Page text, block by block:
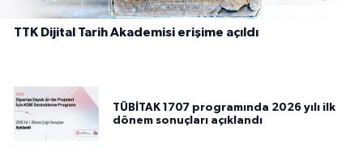
TTK Dijital Tarih Akademisi erişime açıldı
TÜBİTAK 1707 programında 2026 yılı ilk
dönem sonuçları açıklandı